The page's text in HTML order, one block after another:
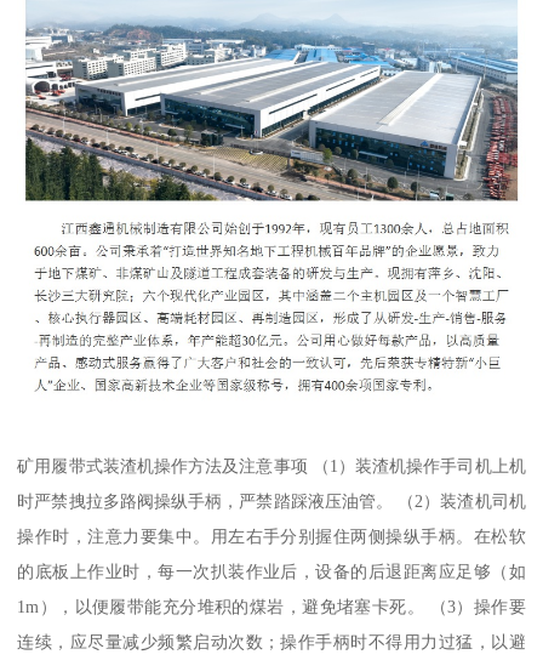
矿用履带式装渣机操作方法及注意事项 （1）装渣机操作手司机上机
时严禁拽拉多路阀操纵手柄，严禁踏踩液压油管。 （2）装渣机司机
操作时，注意力要集中。用左右手分别握住两侧操纵手柄。在松软
的底板上作业时，每一次扒装作业后，设备的后退距离应足够（如
1m），以便履带能充分堆积的煤岩，避免堵塞卡死。 （3）操作要
连续，应尽量减少频繁启动次数；操作手柄时不得用力过猛，以避